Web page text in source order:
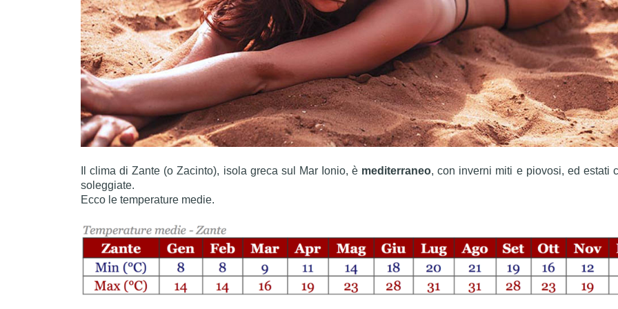
Il clima di Zante (o Zacinto), isola greca sul Mar Ionio, è mediterraneo, con inverni miti e piovosi, ed estati
soleggiate.
Ecco le temperature medie.
noleggio auto
giorni ricevendo
consiglio sul
possibile...
Marco sempre
per qualsiasi
richiesta o
problematica...
sempre a
Leggi di più